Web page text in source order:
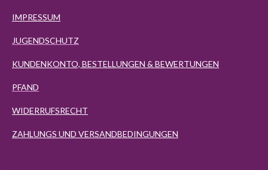
IMPRESSUM
JUGENDSCHUTZ
KUNDENKONTO, BESTELLUNGEN & BEWERTUNGEN
PFAND
WIDERRUFSRECHT
ZAHLUNGS UND VERSANDBEDINGUNGEN